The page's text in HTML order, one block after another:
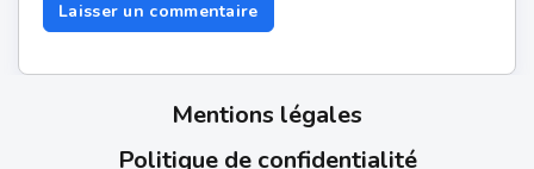
Mentions légales
Politique de confidentialité